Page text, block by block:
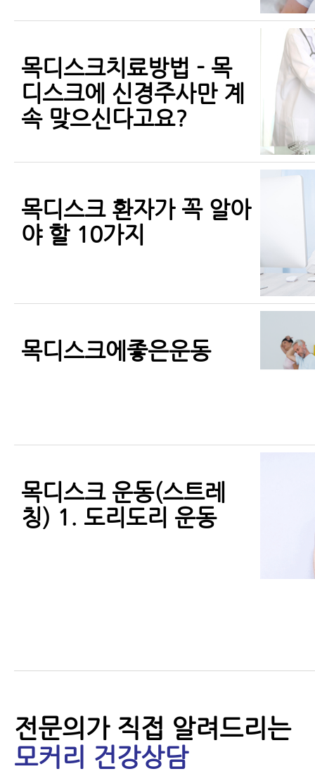
목디스크치료방법 - 목
디스크에 신경주사만 계
속 맞으신다고요?
목디스크 환자가 꼭 알아
야 할 10가지
목디스크에좋은운동
목디스크 운동(스트레
칭) 1. 도리도리 운동
전문의가 직접 알려드리는
모커리 건강상담